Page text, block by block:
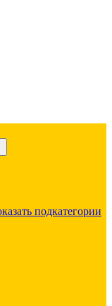
подкатегории